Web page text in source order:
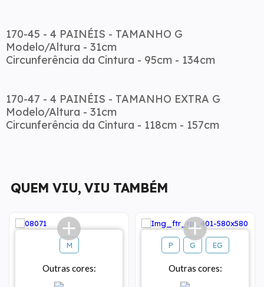
170-45 - 4 PAINÉIS - TAMANHO G
Modelo/Altura - 31cm
Circunferência da Cintura - 95cm - 134cm
170-47 - 4 PAINÉIS - TAMANHO EXTRA G
Modelo/Altura - 31cm
Circunferência da Cintura - 118cm - 157cm
QUEM VIU, VIU TAMBÉM
M
Outras cores:
P G EG
Outras cores: